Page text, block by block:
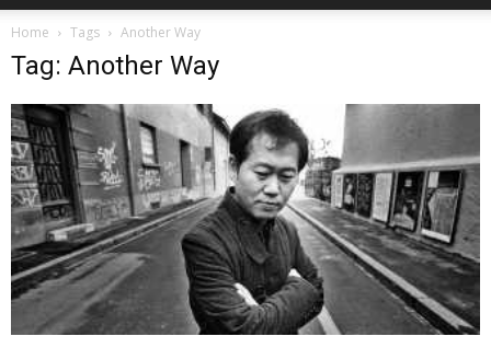
–
webzine
Home Tags Another Way
Tag: Another Way